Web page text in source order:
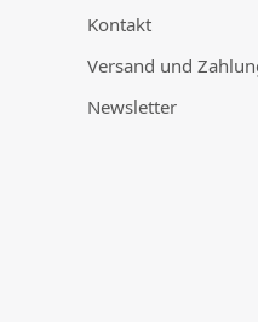
Kontakt
Versand und
Newsletter